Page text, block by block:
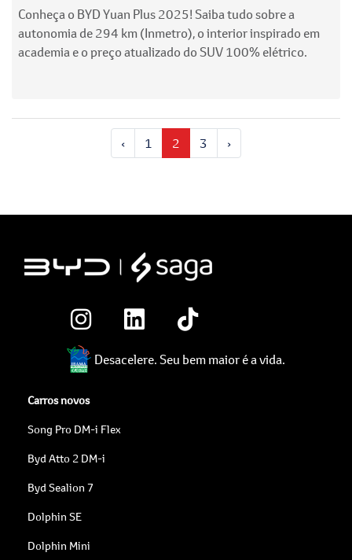
Conheça o BYD Yuan Plus 2025! Saiba tudo sobre a
autonomia de 294 km (Inmetro), o interior inspirado em
academia e o preço atualizado do SUV 100% elétrico.
‹ 1 2 3 ›
Desacelere. Seu bem maior é a vida.
Carros novos
Song Pro DM-i Flex
Byd Atto 2 DM-i
Byd Sealion 7
Dolphin SE
Dolphin Mini